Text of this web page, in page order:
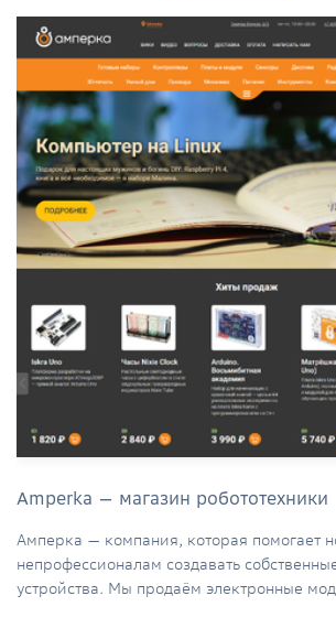
Amperka — магазин робототехники
Амперка — компания, которая помогает
непрофессионалам создавать
устройства. Мы продаём электронные